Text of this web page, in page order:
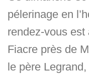
pélerinage en
rendez-vous
Fiacre près de
le père